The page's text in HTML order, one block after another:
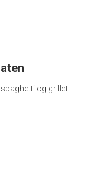
og grillet